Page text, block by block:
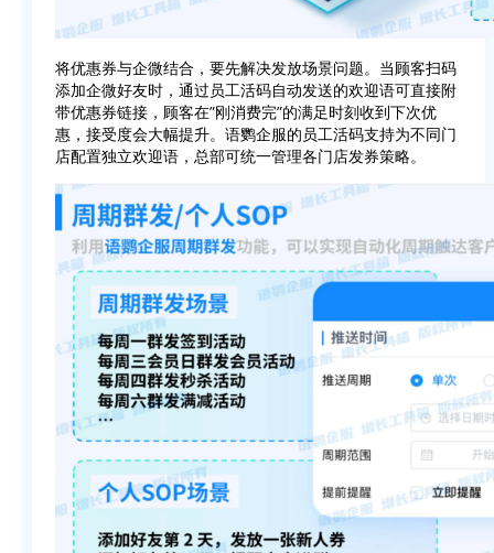
将优惠券与企微结合，要先解决发放场景问题。当顾客扫码
添加企微好友时，通过员工活码自动发送的欢迎语可直接附
带优惠券链接，顾客在”刚消费完”的满足时刻收到下次优
惠，接受度会大幅提升。语鹦企服的员工活码支持为不同门
店配置独立欢迎语，总部可统一管理各门店发券策略。